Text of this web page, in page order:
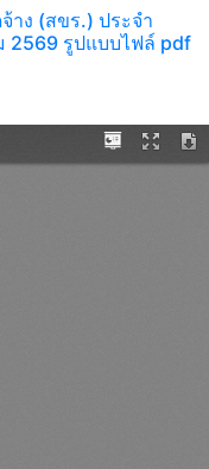
าง (สขร.) ประจำ
2569 รูปแบบไฟล์ pdf